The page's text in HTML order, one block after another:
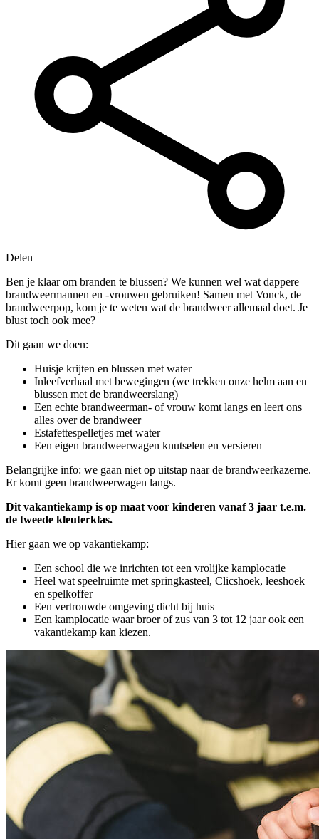
Delen
Ben je klaar om branden te blussen? We kunnen wel wat dappere
brandweermannen en -vrouwen gebruiken! Samen met Vonck, de
brandweerpop, kom je te weten wat de brandweer allemaal doet. Je
blust toch ook mee?
Dit gaan we doen:
Huisje krijten en blussen met water
Inleefverhaal met bewegingen (we trekken onze helm aan en
blussen met de brandweerslang)
Een echte brandweerman- of vrouw komt langs en leert ons
alles over de brandweer
Estafettespelletjes met water
Een eigen brandweerwagen knutselen en versieren
Belangrijke info: we gaan niet op uitstap naar de brandweerkazerne.
Er komt geen brandweerwagen langs.
Dit vakantiekamp is op maat voor kinderen vanaf 3 jaar t.e.m.
de tweede kleuterklas.
Hier gaan we op vakantiekamp:
Een school die we inrichten tot een vrolijke kamplocatie
Heel wat speelruimte met springkasteel, Clicshoek, leeshoek
en spelkoffer
Een vertrouwde omgeving dicht bij huis
Een kamplocatie waar broer of zus van 3 tot 12 jaar ook een
vakantiekamp kan kiezen.